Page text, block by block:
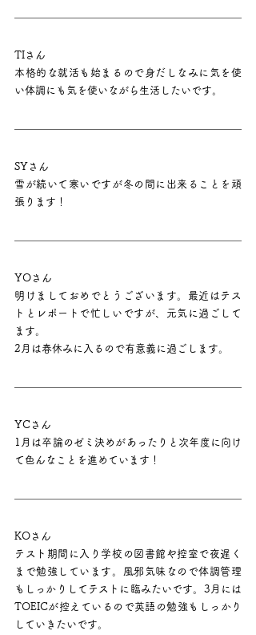
TIさん
本格的な就活も始まるので身だしなみに気を使
い体調にも気を使いながら生活したいです。
SYさん
雪が続いて寒いですが冬の間に出来ることを頑
張ります！
YOさん
明けましておめでとうございます。最近はテス
トとレポートで忙しいですが、元気に過ごして
ます。
2月は春休みに入るので有意義に過ごします。
YCさん
1月は卒論のゼミ決めがあったりと次年度に向け
て色んなことを進めています！
KOさん
テスト期間に入り学校の図書館や控室で夜遅く
まで勉強しています。風邪気味なので体調管理
もしっかりしてテストに臨みたいです。3月には
TOEICが控えているので英語の勉強もしっかり
していきたいです。